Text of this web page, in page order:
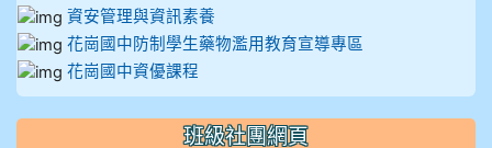
資安管理與資訊素養
花崗國中防制學生藥物濫用教育宣導專區
花崗國中資優課程
班級社團網頁